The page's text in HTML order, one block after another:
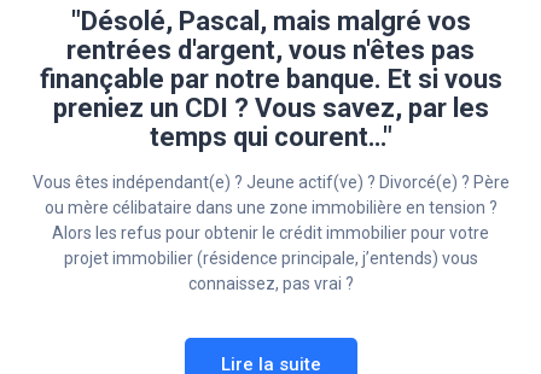
"Désolé, Pascal, mais malgré vos
rentrées d'argent, vous n'êtes pas
finançable par notre banque. Et si vous
preniez un CDI ? Vous savez, par les
temps qui courent…"
Vous êtes indépendant(e) ? Jeune actif(ve) ? Divorcé(e) ? Père
ou mère célibataire dans une zone immobilière en tension ?
Alors les refus pour obtenir le crédit immobilier pour votre
projet immobilier (résidence principale, j’entends) vous
connaissez, pas vrai ?
Lire la suite